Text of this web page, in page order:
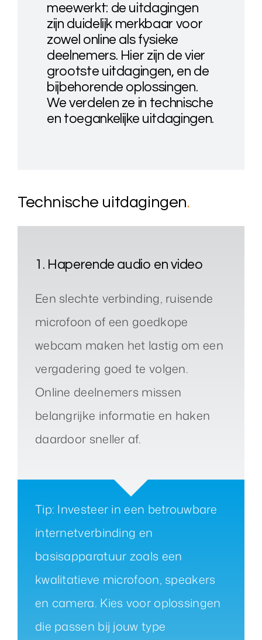
meewerkt: de uitdagingen
zijn duidelijk merkbaar voor
zowel online als fysieke
deelnemers. Hier zijn de vier
grootste uitdagingen, en de
bijbehorende oplossingen.
We verdelen ze in technische
en toegankelijke uitdagingen.
Technische uitdagingen.
1. Haperende audio en video
Een slechte verbinding, ruisende
microfoon of een goedkope
webcam maken het lastig om een
vergadering goed te volgen.
Online deelnemers missen
belangrijke informatie en haken
daardoor sneller af.
Tip: Investeer in een betrouwbare
internetverbinding en
basisapparatuur zoals een
kwalitatieve microfoon, speakers
en camera. Kies voor oplossingen
die passen bij jouw type